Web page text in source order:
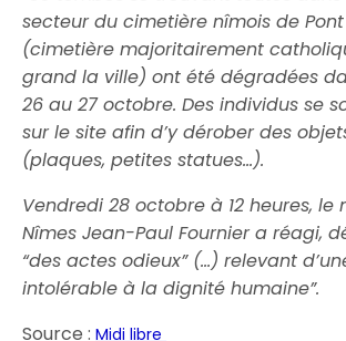
secteur du cimetière nîmois de
(cimetière majoritairement
grand la ville) ont été dégradées
26 au 27 octobre. Des individus se
sur le site afin d’y dérober des
(plaques, petites statues…).
Vendredi 28 octobre à 12 heures, le
Nîmes Jean-Paul Fournier a réagi,
“des actes odieux” (…) relevant
intolérable à la dignité humaine”.
Source :Midi libre